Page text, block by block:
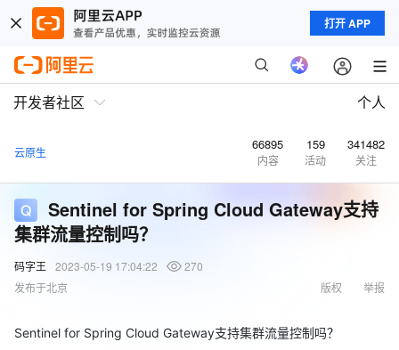
打开 APP
开发者社区 个人
云原生 66895
内容
159
活动
341482
关注
Sentinel for Spring Cloud Gateway支持
集群流量控制吗？
码字王 2023-05-19 17:04:22
270
发布于北京
举报
版权
Sentinel for Spring Cloud Gateway支持集群流量控制吗？